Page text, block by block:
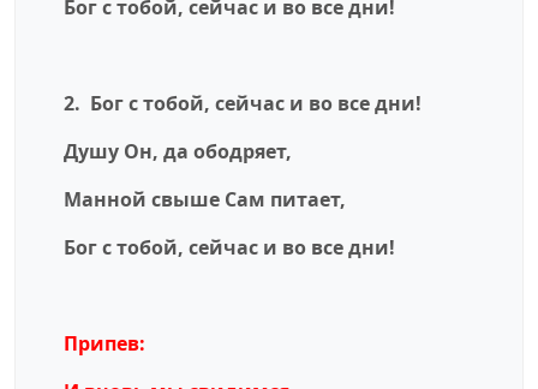
Бог с тобой, сейчас и во все дни!
2. Бог с тобой, сейчас и во все дни!
Душу Он, да ободряет,
Манной свыше Сам питает,
Бог с тобой, сейчас и во все дни!
Припев: